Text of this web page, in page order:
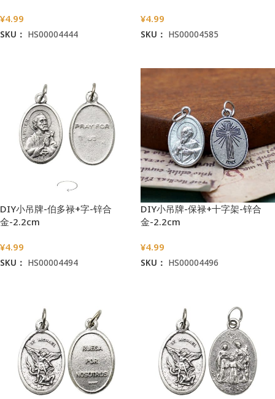
¥4.99
SKU： HS00004444
¥4.99
SKU： HS00004585
DIY小吊牌-伯多禄+字-锌合
金-2.2cm
¥4.99
SKU： HS00004494
DIY小吊牌-保禄+十字架-锌合
金-2.2cm
¥4.99
SKU： HS00004496